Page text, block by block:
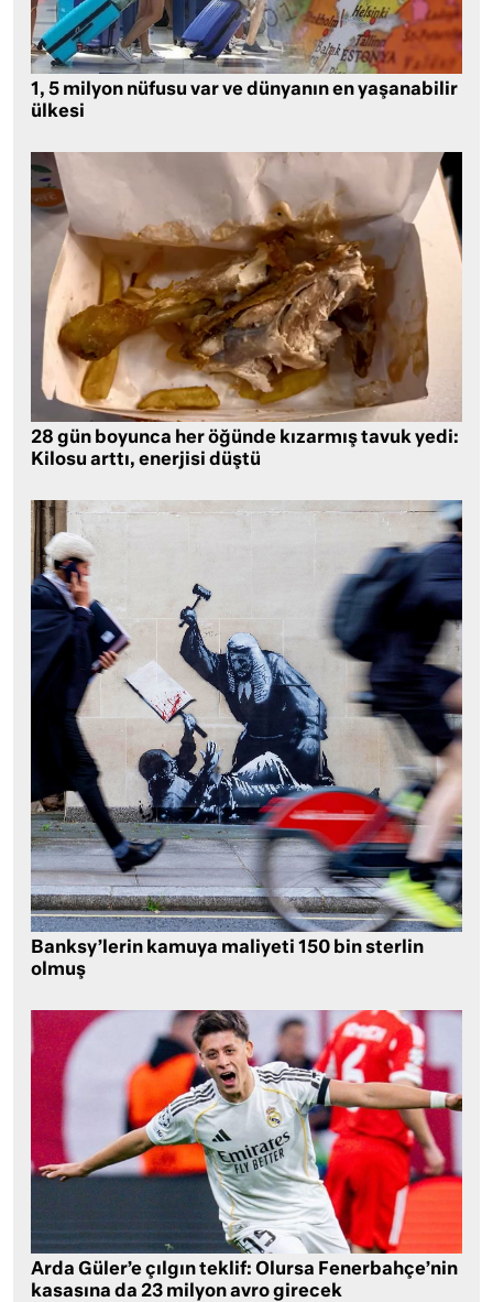
1, 5 milyon nüfusu var ve dünyanın en yaşanabilir
ülkesi
28 gün boyunca her öğünde kızarmış tavuk yedi:
Kilosu arttı, enerjisi düştü
Banksy’lerin kamuya maliyeti 150 bin sterlin
olmuş
Arda Güler’e çılgın teklif: Olursa Fenerbahçe’nin
kasasına da 23 milyon avro girecek